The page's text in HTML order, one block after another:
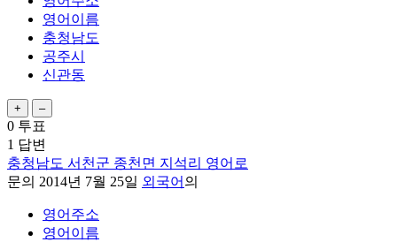
영어이름
충청남도
공주시
신관동
0 투표
1 답변
충청남도 서천군 종천면 지석리 영어로
문의 2014년 7월 25일 외국어 의
영어주소
영어이름